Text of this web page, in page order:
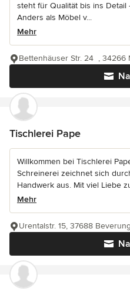
steht für Qualität bis ins
Anders als Möbel v...
Mehr
Bettenhäuser Str. 24 , 34266
Tischlerei Pape
Willkommen bei Tischlerei
Schreinerei zeichnet sich
Handwerk aus. Mit viel Liebe
Mehr
Urentalstr. 15, 37688